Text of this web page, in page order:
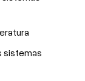
sistemas